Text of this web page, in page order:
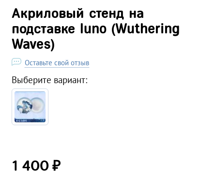
Акриловый стенд на
подставке Iuno (Wuthering
Waves)
Оставьте свой отзыв
Выберите вариант:
1 400 ₽